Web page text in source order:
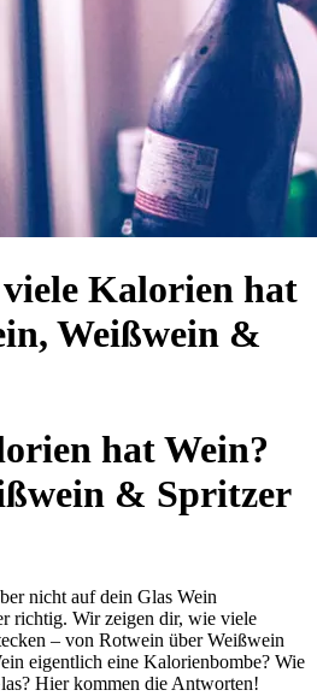
Kalorien hat
Weißwein &
hat Wein?
& Spritzer
nicht auf dein Glas Wein
richtig. Wir zeigen dir, wie viele
– von Rotwein über Weißwein
eigentlich eine Kalorienbombe? Wie
Hier kommen die Antworten!